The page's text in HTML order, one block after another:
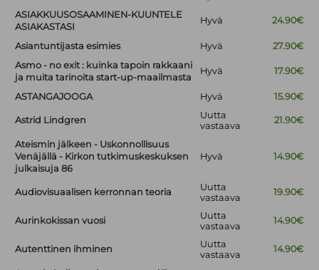
ASIAKKUUSOSAAMINEN-KUUNTELE
ASIAKASTASI
Hyvä 24.90€
Asiantuntijasta esimies Hyvä
27.90€
Asmo - no exit : kuinka tapoin rakkaani
ja muita tarinoita start-up-maailmasta
Hyvä 17.90€
ASTANGAJOOGA Hyvä 15.90€
Astrid Lindgren
Uutta
vastaava
21.90€
Ateismin jälkeen - Uskonnollisuus
Venäjällä - Kirkon tutkimuskeskuksen
julkaisuja 86
Hyvä 14.90€
Audiovisuaalisen kerronnan teoria
Uutta
vastaava
19.90€
Aurinkokissan vuosi
Uutta
vastaava
14.90€
Autenttinen ihminen
Uutta
vastaava
14.90€